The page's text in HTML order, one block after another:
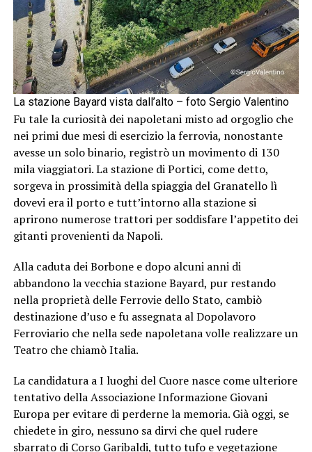
La stazione Bayard vista dall’alto – foto Sergio Valentino
Fu tale la curiosità dei napoletani misto ad orgoglio che
nei primi due mesi di esercizio la ferrovia, nonostante
avesse un solo binario, registrò un movimento di 130
mila viaggiatori. La stazione di Portici, come detto,
sorgeva in prossimità della spiaggia del Granatello lì
dovevi era il porto e tutt’intorno alla stazione si
aprirono numerose trattori per soddisfare l’appetito dei
gitanti provenienti da Napoli.
Alla caduta dei Borbone e dopo alcuni anni di
abbandono la vecchia stazione Bayard, pur restando
nella proprietà delle Ferrovie dello Stato, cambiò
destinazione d’uso e fu assegnata al Dopolavoro
Ferroviario che nella sede napoletana volle realizzare un
Teatro che chiamò Italia.
La candidatura a I luoghi del Cuore nasce come ulteriore
tentativo della Associazione Informazione Giovani
Europa per evitare di perderne la memoria. Già oggi, se
chiedete in giro, nessuno sa dirvi che quel rudere
sbarrato di Corso Garibaldi, tutto tufo e vegetazione